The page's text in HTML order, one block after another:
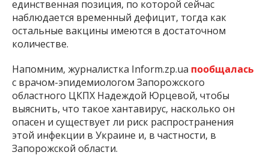
единственная позиция, по которой сейчас
наблюдается временный дефицит, тогда как
остальные вакцины имеются в достаточном
количестве.
Напомним, журналистка Inform.zp.ua пообщалась
с врачом-эпидемиологом Запорожского
областного ЦКПХ Надеждой Юрцевой, чтобы
выяснить, что такое хантавирус, насколько он
опасен и существует ли риск распространения
этой инфекции в Украине и, в частности, в
Запорожской области.